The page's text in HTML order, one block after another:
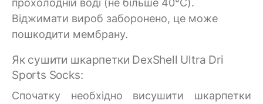
прохолодній воді (не більше 40°C).
Віджимати вироб заборонено, це може
пошкодити мембрану.
Як сушити шкарпетки DexShell Ultra Dri
Sports Socks:
Спочатку необхідно висушити шкарпетки